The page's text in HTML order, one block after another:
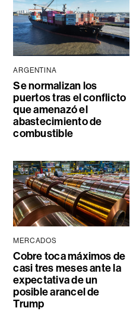
ARGENTINA
Se normalizan los
puertos tras el conflicto
que amenazó el
abastecimiento de
combustible
MERCADOS
Cobre toca máximos de
casi tres meses ante la
expectativa de un
posible arancel de
Trump